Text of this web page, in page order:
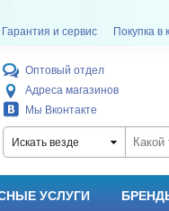
Гарантия и сервис Покупка в
Оптовый отдел
Адреса магазинов
Мы Вконтакте
Искать везде
УСЛУГИ